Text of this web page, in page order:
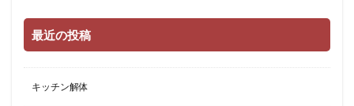
最近の投稿
キッチン解体